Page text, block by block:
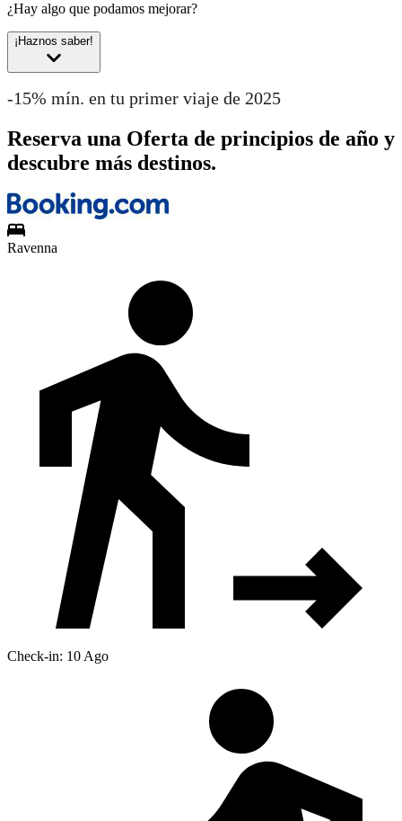
¿Hay algo que podamos mejorar?
¡Haznos saber!
-15% mín. en tu primer viaje de 2025
Reserva una Oferta de principios de año y
descubre más destinos.
Ravenna
Check-in: 10 Ago